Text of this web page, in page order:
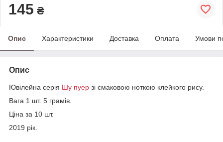
145 ₴
Опис Характеристики Доставка Оплата Умови
Опис
Ювілейна серія Шу пуер зі смаковою ноткою клейкого рису.
Вага 1 шт. 5 грамів.
Ціна за 10 шт.
2019 рік.